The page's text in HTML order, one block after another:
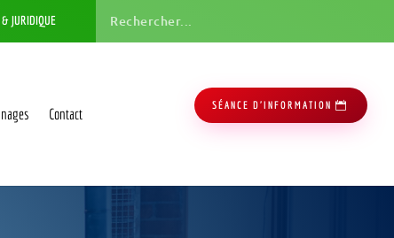
JURIDIQUE
Contact
SÉANCE D'INFORMATION